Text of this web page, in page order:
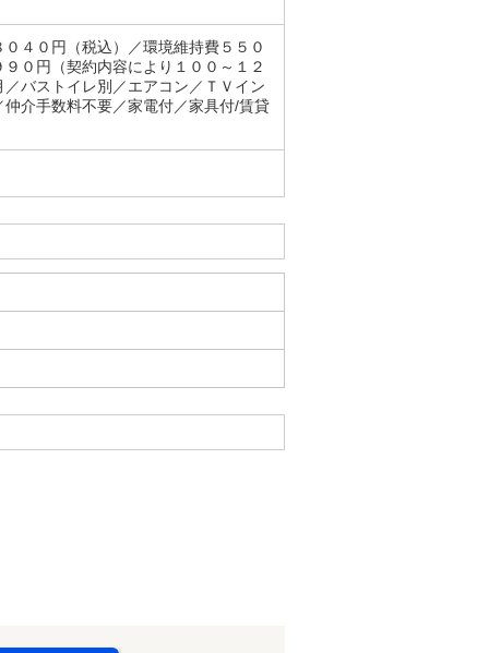
４０円（税込）／環境維持費５５０
０円（契約内容により１００～１２
バストイレ別／エアコン／ＴＶイン
介手数料不要／家電付／家具付/賃貸